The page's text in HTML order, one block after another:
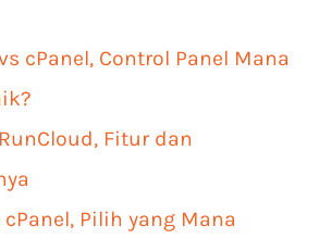
cPanel, Control Panel Mana
Fitur dan
cPanel, Pilih yang Mana